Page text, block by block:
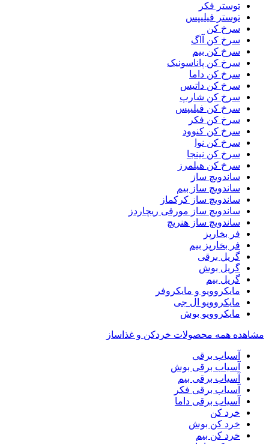
توستر فکر
توستر فیلیپس
سرخ کن
سرخ کن آاگ
سرخ کن بیم
سرخ کن پاناسونیک
سرخ کن داما
سرخ کن داتیس
سرخ کن شارپ
سرخ کن فیلیپس
سرخ کن فکر
سرخ کن کنوود
سرخ کن نوا
سرخ کن نینجا
سرخ کن هیلمرز
ساندویچ ساز
ساندویچ ساز بیم
ساندویچ ساز کرکماز
ساندویچ ساز مورفی ریچاردز
ساندویچ ساز هنریچ
فر بخارپز
فر بخارپز بیم
گریل برقی
گریل بوش
گریل بیم
مایکروویو و مایکروفر
مایکروویو ال جی
مایکروویو بوش
مشاهده همه محصولات خردکن و غذاساز
آسیاب برقی
آسیاب برقی بوش
آسیاب برقی بیم
آسیاب برقی فکر
آسیاب برقی داما
خرد کن
خرد کن بوش
خرد کن بیم